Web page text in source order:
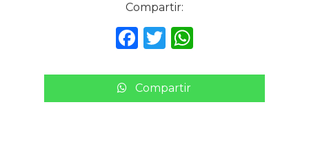
Compartir:
F
c
e
T
it
te
W
a
ts
Compartir